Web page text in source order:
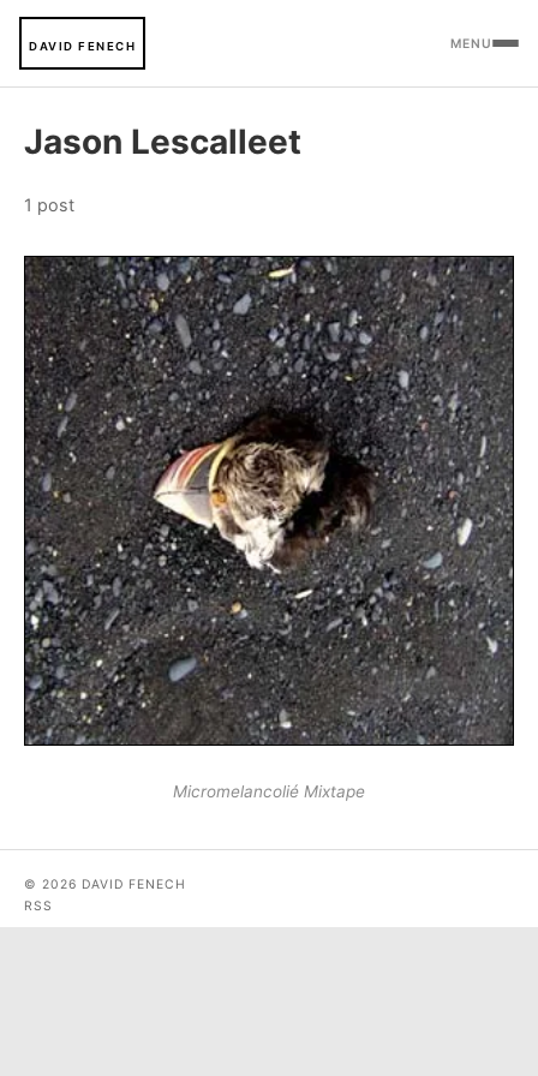
DAVID FENECH MENU
Jason Lescalleet
1 post
Micromelancolié Mixtape
© 2026 DAVID FENECH
RSS